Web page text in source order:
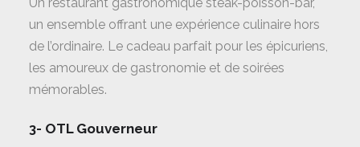
un ensemble offrant une expérience culinaire hors
de l’ordinaire. Le cadeau parfait pour les épicuriens,
les amoureux de gastronomie et de soirées
mémorables.
3- OTL Gouverneur